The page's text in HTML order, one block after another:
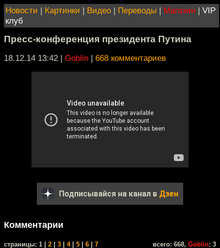
Новости | Картинки | Видео | Переводы | Магазин | VIP
клуб
Пресс-конференция президента Путина
18.12.14 13:42 | Goblin | 668 комментариев
Подписывайся на канал в Дзен
Комментарии
cтраницы: 1 | 2 3 4| 5 6 7 всего: 668, Goblin: 3